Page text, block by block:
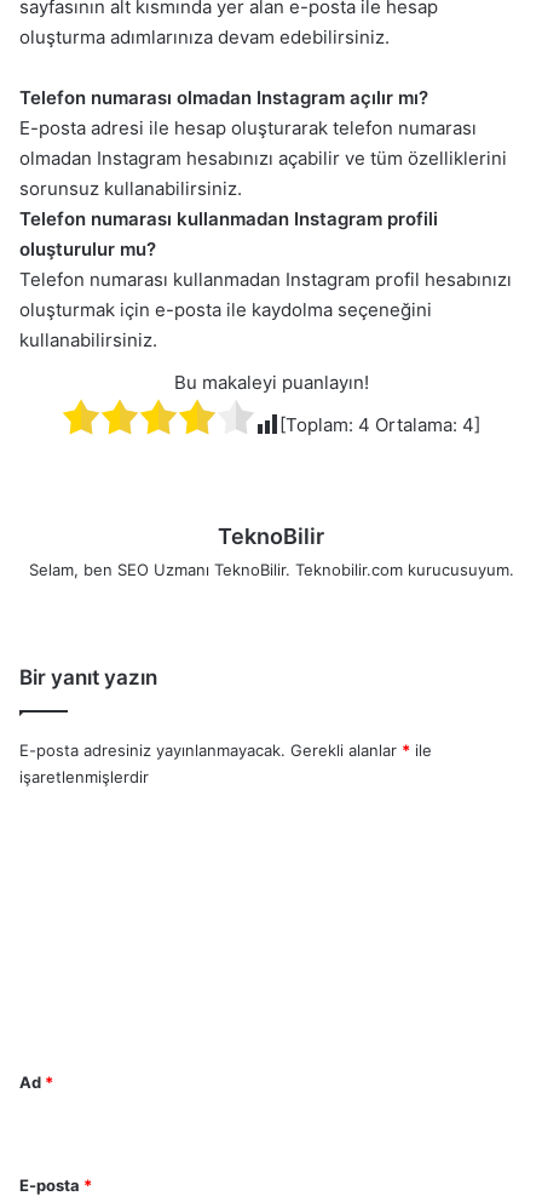
sayfasının alt kısmında yer alan e-posta ile hesap
oluşturma adımlarınıza devam edebilirsiniz.
Telefon numarası olmadan Instagram açılır mı?
E-posta adresi ile hesap oluşturarak telefon numarası
olmadan Instagram hesabınızı açabilir ve tüm özelliklerini
sorunsuz kullanabilirsiniz.
Telefon numarası kullanmadan Instagram profili
oluşturulur mu?
Telefon numarası kullanmadan Instagram profil hesabınızı
oluşturmak için e-posta ile kaydolma seçeneğini
kullanabilirsiniz.
Bu makaleyi puanlayın!
[Toplam: 4 Ortalama: 4]
TeknoBilir
Selam, ben SEO Uzmanı TeknoBilir. Teknobilir.com kurucusuyum.
Bir yanıt yazın
E-posta adresiniz yayınlanmayacak. Gerekli alanlar * ile
işaretlenmişlerdir
Ad *
E-posta *